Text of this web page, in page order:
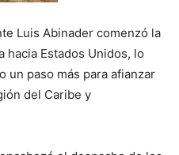
Luis Abinader comenzó la
hacia Estados Unidos, lo
un paso más para afianzar
del Caribe y